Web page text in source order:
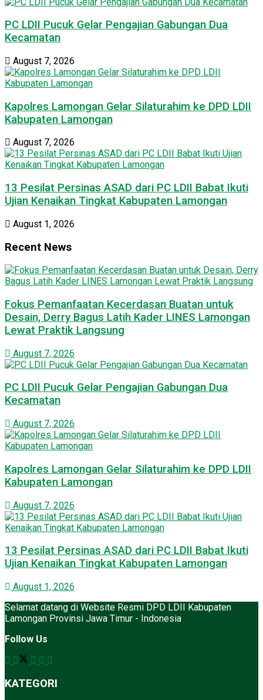
PC LDII Pucuk Gelar Pengajian Gabungan Dua
Kecamatan
August 7, 2026
Kapolres Lamongan Gelar Silaturahim ke DPD LDII
Kabupaten Lamongan
August 7, 2026
13 Pesilat Persinas ASAD dari PC LDII Babat Ikuti
Ujian Kenaikan Tingkat Kabupaten Lamongan
August 1, 2026
Recent News
Fokus Pemanfaatan Kecerdasan Buatan untuk
Desain, Derry Bagus Latih Kader LINES Lamongan
Lewat Praktik Langsung
August 7, 2026
PC LDII Pucuk Gelar Pengajian Gabungan Dua
Kecamatan
August 7, 2026
Kapolres Lamongan Gelar Silaturahim ke DPD LDII
Kabupaten Lamongan
August 7, 2026
13 Pesilat Persinas ASAD dari PC LDII Babat Ikuti
Ujian Kenaikan Tingkat Kabupaten Lamongan
August 1, 2026
Selamat datang di Website Resmi DPD LDII Kabupaten
Lamongan Provinsi Jawa Timur - Indonesia
Follow Us
KATEGORI